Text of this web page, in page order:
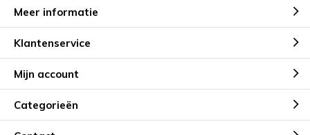
Meer informatie
Klantenservice
Mijn account
Categorieën